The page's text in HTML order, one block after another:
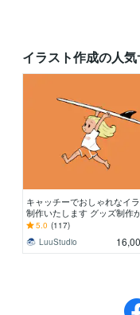
イラスト作成の人
キャッチーでおしゃれなイ
制作いたします グッズ制作
プレゼントまで幅広い用途に
5.0 (117)
LuuStudio